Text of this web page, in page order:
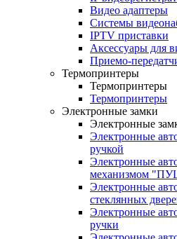
Видео адаптеры
Системы
IPTV приставки
Аксессуары для
Приемо-
Термопринтеры
Термопринтеры
Термопринтеры
Электронные замки
Электронные
Электронные
ручкой
Электронные
механизмом
Электронные
стеклянных
Электронные
ручки